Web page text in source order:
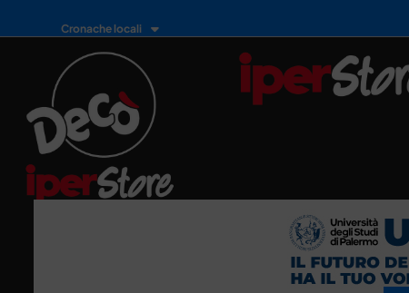
Cronache locali